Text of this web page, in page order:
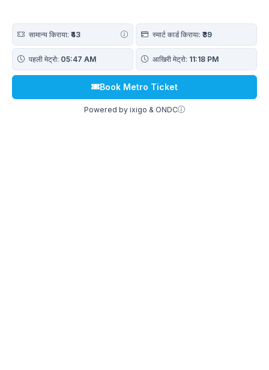
सामान्य किराया: ₹43 स्मार्ट कार्ड किराया: ₹39
पहली मेट्रो: 05:47 AM आखिरी मेट्रो: 11:18 PM
Book Metro Ticket
Powered by ixigo & ONDC